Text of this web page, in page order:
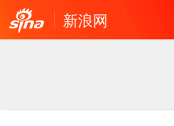
新浪网